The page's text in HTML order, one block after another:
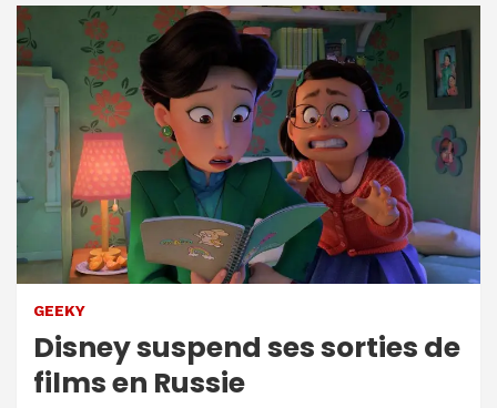
GEEKY
Disney suspend ses sorties de
films en Russie